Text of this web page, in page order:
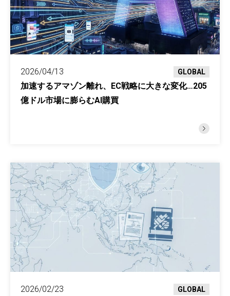
2026/04/13 GLOBAL
加速するアマゾン離れ、EC戦略に大きな変化…205
億ドル市場に膨らむAI購買
2026/02/23 GLOBAL